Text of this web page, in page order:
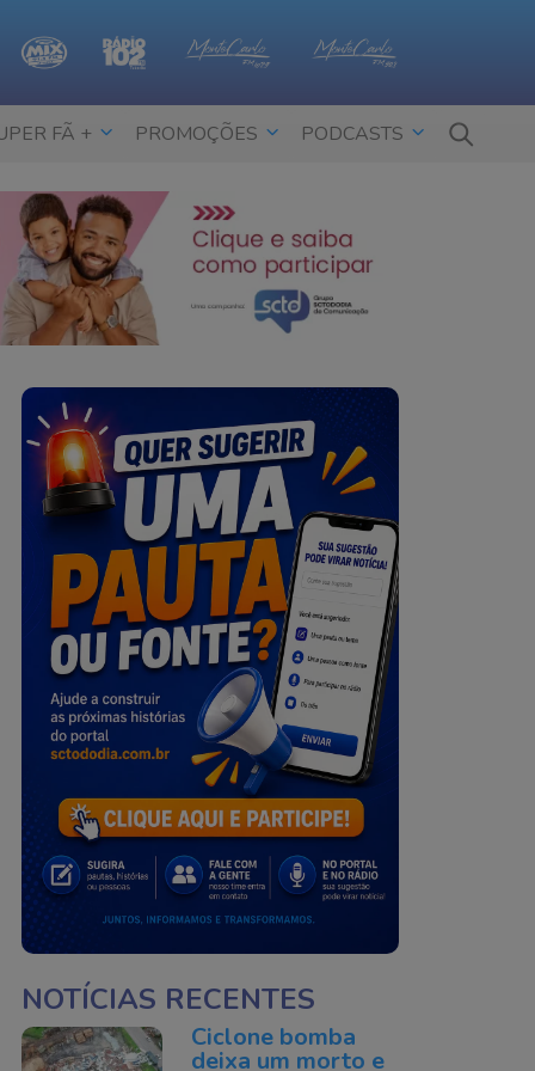
FÃ + PROMOÇÕES PODCASTS
NOTÍCIAS RECENTES
Ciclone bomba
deixa um morto e